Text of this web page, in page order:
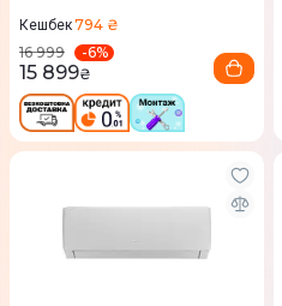
Кешбек794 ₴
16 999
-6%
15 899₴